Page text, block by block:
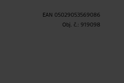
EAN 05029053569086
Obj. č.: 919098